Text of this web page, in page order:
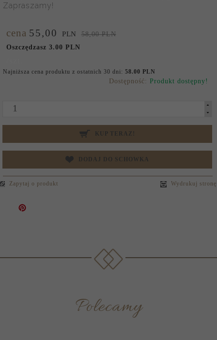
Zapraszamy!
cena 55,00 PLN
58,00 PLN
Oszczędzasz 3.00 PLN
Najniższa cena produktu z ostatnich 30 dni: 58.00 PLN
Dostępność: Produkt dostępny!
KUP TERAZ!
DODAJ DO SCHOWKA
Zapytaj o produkt Wydrukuj stronę
Polecamy